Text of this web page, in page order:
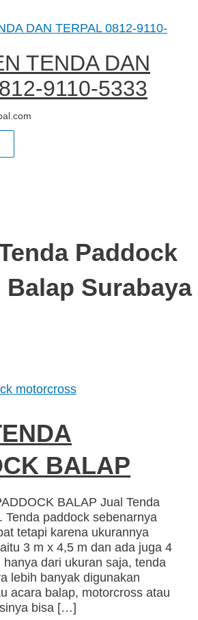
TENDA DAN
9110-5333
Paddock
Balap Surabaya
BALAP
BALAP Jual Tenda
Tenda paddock sebenarnya
tetapi karena ukurannya
3 m x 4,5 m dan ada juga 4
dari ukuran saja, tenda
lebih banyak digunakan
acara balap, motorcross atau
bisa […]